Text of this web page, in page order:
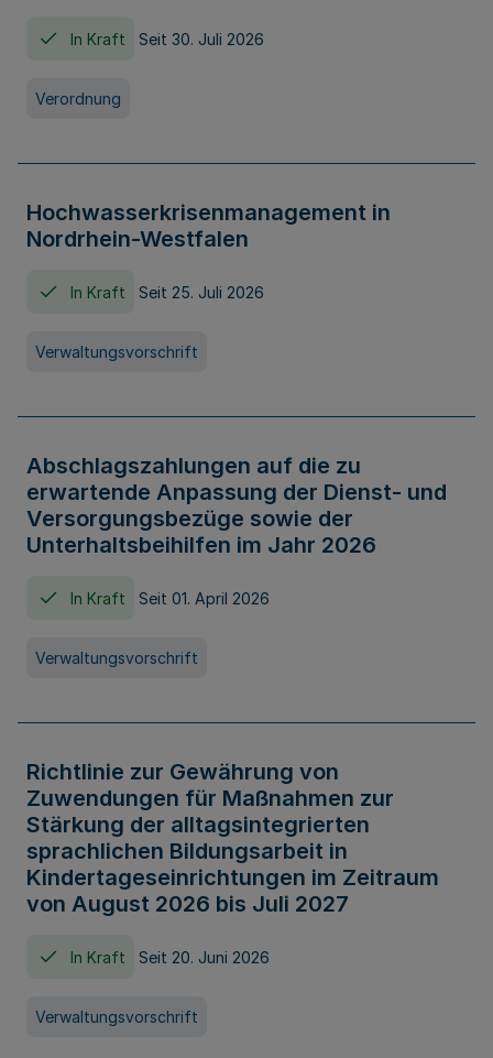
In Kraft Seit 30. Juli 2026
Verordnung
Hochwasserkrisenmanagement in
Nordrhein-Westfalen
In Kraft Seit 25. Juli 2026
Verwaltungsvorschrift
Abschlagszahlungen auf die zu
erwartende Anpassung der Dienst- und
Versorgungsbezüge sowie der
Unterhaltsbeihilfen im Jahr 2026
In Kraft Seit 01. April 2026
Verwaltungsvorschrift
Richtlinie zur Gewährung von
Zuwendungen für Maßnahmen zur
Stärkung der alltagsintegrierten
sprachlichen Bildungsarbeit in
Kindertageseinrichtungen im Zeitraum
von August 2026 bis Juli 2027
In Kraft Seit 20. Juni 2026
Verwaltungsvorschrift